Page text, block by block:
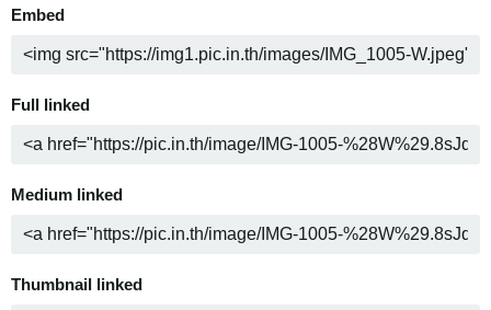
Embed
Full linked
Medium linked
Thumbnail linked